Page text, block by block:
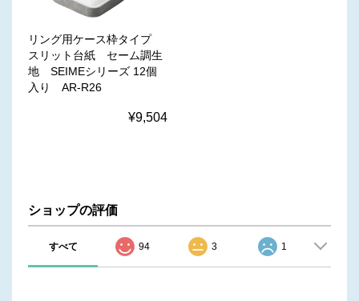
リング用ケース枠タイプ
スリット台紙 セーム調生
地 SEIMEシリーズ 12個
入り AR-R26
¥9,504
ショップの評価
すべて 94 3 1